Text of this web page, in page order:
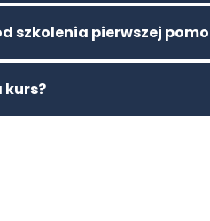
szkolenia pierwszej
kurs?